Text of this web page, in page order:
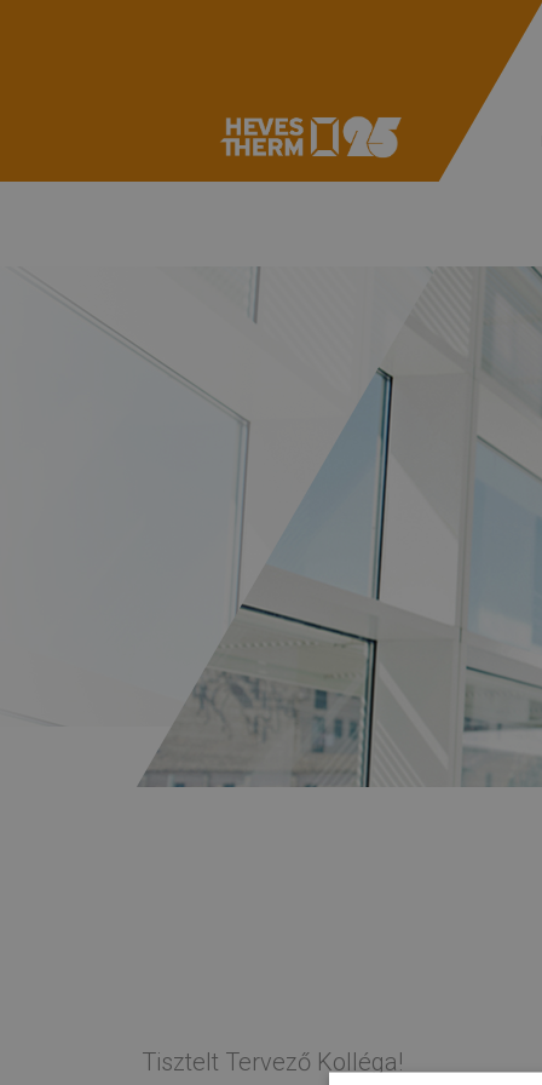
Tisztelt Tervező Kolléga!